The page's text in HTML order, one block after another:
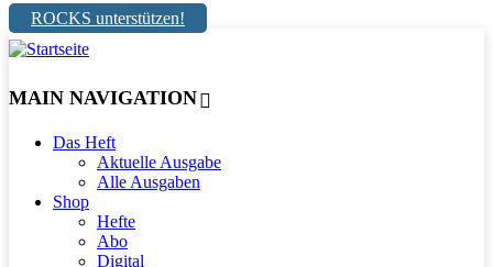
ROCKS unterstützen!
MAIN NAVIGATION
Das Heft
Aktuelle Ausgabe
Alle Ausgaben
Shop
Hefte
Abo
Digital